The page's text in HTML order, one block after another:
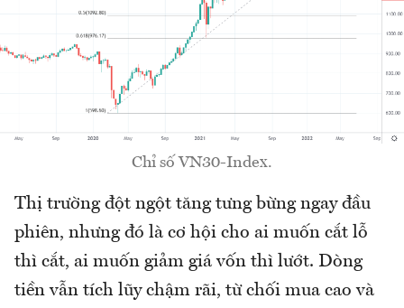
Chỉ số VN30-Index.
Thị trường đột ngột tăng tưng bừng ngay đầu
phiên, nhưng đó là cơ hội cho ai muốn cắt lỗ
thì cắt, ai muốn giảm giá vốn thì lướt. Dòng
tiền vẫn tích lũy chậm rãi, từ chối mua cao và